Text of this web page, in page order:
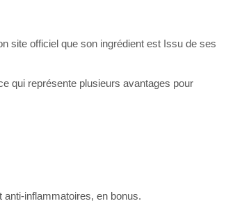
site officiel que son ingrédient est Issu de ses
qui représente plusieurs avantages pour
anti-inflammatoires, en bonus.